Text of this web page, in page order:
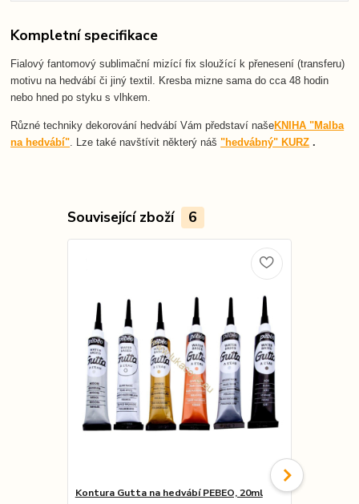
Kompletní specifikace
Fialový fantomový sublimační mizící fix sloužící k přenesení (transferu)
motivu na hedvábí či jiný textil. Kresba mizne sama do cca 48 hodin
nebo hned po styku s vlhkem.
Různé techniky dekorování hedvábí Vám představí našeKNIHA "Malba
na hedvábí". Lze také navštívit některý náš"hedvábný" KURZ .
Související zboží 6
Kontura Gutta na hedvábí PEBEO, 20ml